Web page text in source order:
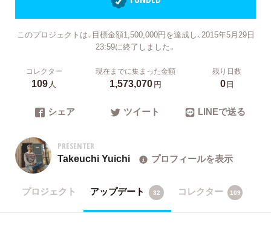
このプロジェクトは、目標金額1,500,000円を達成し、2015年5月29日
23:59に終了しました。
コレクター
109人
現在までに集まった金額
1,573,070円
残り日数
0日
シェア ツイート LINEで送る
PRESENTER
Takeuchi Yuichi プロフィールを表示
プロジェクト アップデート 32 コレクター 109